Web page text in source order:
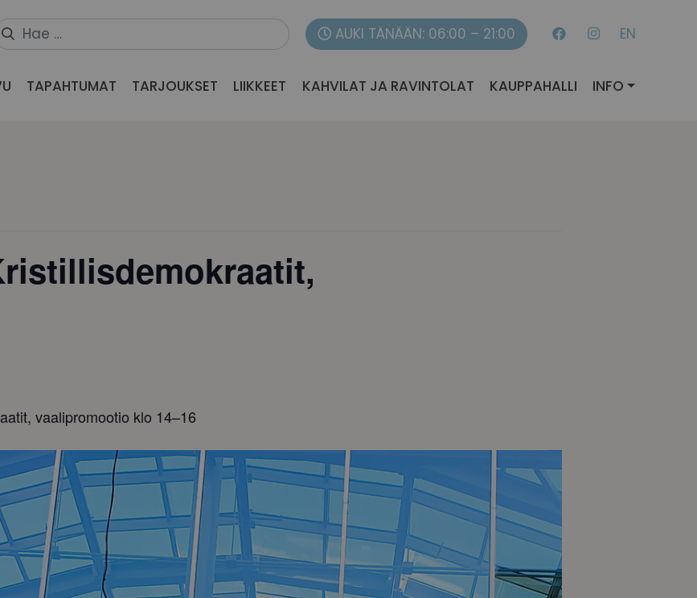
AUKI TÄNÄÄN: 06:00 – 21:00 EN
TAPAHTUMAT TARJOUKSET LIIKKEET KAHVILAT JA RAVINTOLAT KAUPPAHALLI INFO
vaalipromootio klo 14–16